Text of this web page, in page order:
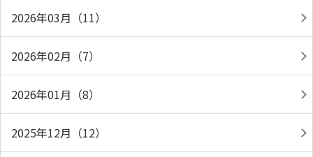
2026年03月（11）
2026年02月（7）
2026年01月（8）
2025年12月（12）